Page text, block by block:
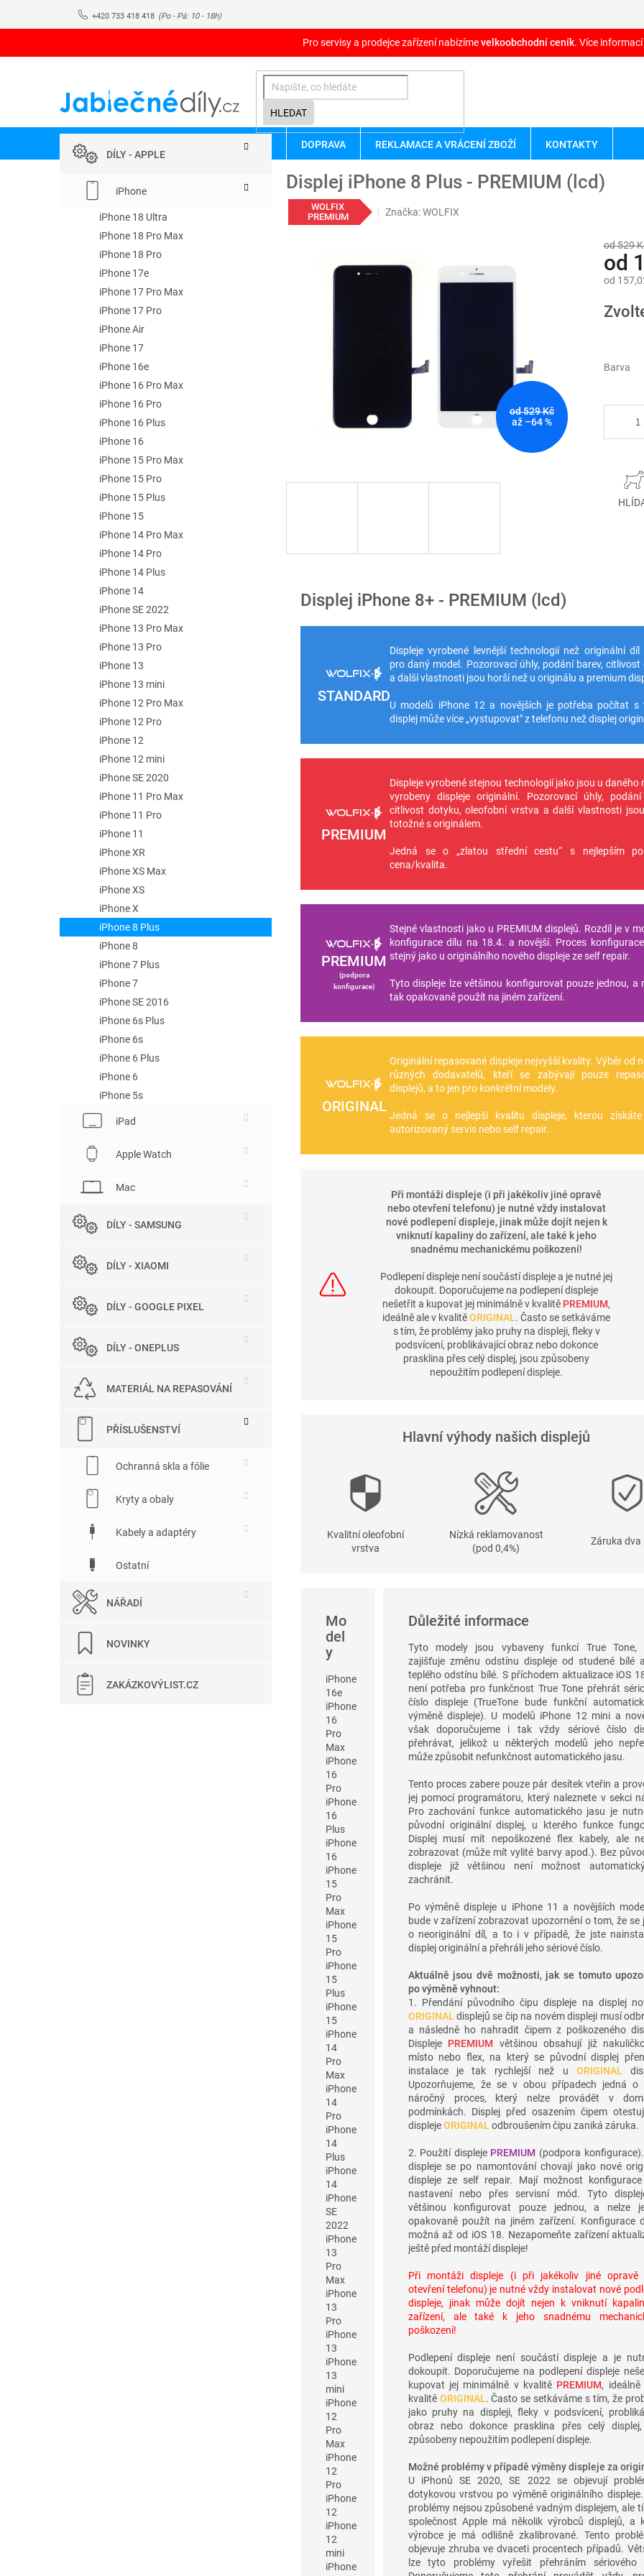
+420 733 418 418
Pro servisy a prodejce zařízení nabízímevelkoobchodní ceník. Více
HLEDAT
DOPRAVA REKLAMACE A VRÁCENÍ ZBOŽÍ KONTAKTY
o
kategorieDÍLY - APPLE
iPhone
iPhone 18 Ultra
iPhone 18 Pro Max
iPhone 18 Pro
iPhone 17e
iPhone 17 Pro Max
iPhone 17 Pro
iPhone Air
iPhone 17
iPhone 16e
iPhone 16 Pro Max
iPhone 16 Pro
iPhone 16 Plus
iPhone 16
iPhone 15 Pro Max
iPhone 15 Pro
iPhone 15 Plus
iPhone 15
iPhone 14 Pro Max
iPhone 14 Pro
iPhone 14 Plus
iPhone 14
iPhone SE 2022
iPhone 13 Pro Max
iPhone 13 Pro
iPhone 13
iPhone 13 mini
iPhone 12 Pro Max
iPhone 12 Pro
iPhone 12
iPhone 12 mini
iPhone SE 2020
iPhone 11 Pro Max
iPhone 11 Pro
iPhone 11
iPhone XR
iPhone XS Max
iPhone XS
iPhone X
iPhone 8 Plus
iPhone 8
iPhone 7 Plus
iPhone 7
iPhone SE 2016
iPhone 6s Plus
iPhone 6s
iPhone 6 Plus
iPhone 6
iPhone 5s
iPad
Apple Watch
Mac
DÍLY - SAMSUNG
DÍLY - XIAOMI
DÍLY - GOOGLE PIXEL
DÍLY - ONEPLUS
MATERIÁL NA REPASOVÁNÍ
PŘÍSLUŠENSTVÍ
Ochranná skla a fólie
Kryty a obaly
Kabely a adaptéry
Ostatní
NÁŘADÍ
NOVINKY
ZAKÁZKOVÝLIST.CZ
Displej iPhone 8 Plus - PREMIUM (lcd)
WOLFIX
PREMIUM
Značka:WOLFIX
od 529 Kč
až –64 %
od 529
od
od
cena:
Barva
Displej iPhone 8+ - PREMIUM (lcd)
STANDARD
Displeje vyrobené levnější technologií než originální díl
pro daný model. Pozorovací úhly, podání barev,
a další vlastnosti jsou horší než u originálu a premium
U modelů iPhone 12 a novějších je potřeba počítat s
displej může více „vystupovat" z telefonu než displej
PREMIUM
Displeje vyrobené stejnou technologií jako jsou u daného
vyrobeny displeje originální. Pozorovací úhly, podání
citlivost dotyku, oleofobní vrstva a další vlastnosti
totožné s originálem.
Jedná se o „zlatou střední cestu“ s nejlepším
cena/kvalita.
PREMIUM
(podpora
konfigurace)
Stejné vlastnosti jako u PREMIUM displejů. Rozdíl je v
konfigurace dílu na 18.4. a novější. Proces
stejný jako u originálního nového displeje ze self repair.
Tyto displeje lze většinou konfigurovat pouze jednou, a
tak opakovaně použít na jiném zařízení.
ORIGINAL
Originální repasované displeje nejvyšší kvality. Výběr od
různých dodavatelů, kteří se zabývají pouze
displejů, a to jen pro konkrétní modely.
Jedná se o nejlepší kvalitu displeje, kterou
autorizovaný servis nebo self repair.
Při montáži displeje (i při jakékoliv jiné opravě
nebo otevření telefonu) je nutné vždy instalovat
nové podlepení displeje, jinak může dojít nejen k
vniknutí kapaliny do zařízení, ale také k jeho
snadnému mechanickému poškození!
Podlepení displeje není součástí displeje a je nutné jej
dokoupit. Doporučujeme na podlepení displeje
nešetřit a kupovat jej minimálně v kvalitě PREMIUM,
ideálně ale v kvalitěORIGINAL. Často se setkáváme
s tím, že problémy jako pruhy na displeji, fleky v
podsvícení, problikávající obraz nebo dokonce
prasklina přes celý displej, jsou způsobeny
nepoužitím podlepení displeje.
Hlavní výhody našich displejů
Kvalitní oleofobní
vrstva
Nízká reklamovanost
(pod 0,4%)
Záruka dva
Mo
del
y
iPhone
16e
iPhone
16
Pro
Max
iPhone
16
Pro
iPhone
16
Plus
iPhone
16
iPhone
15
Pro
Max
iPhone
15
Pro
iPhone
15
Plus
iPhone
15
iPhone
14
Pro
Max
iPhone
14
Pro
iPhone
14
Plus
iPhone
14
iPhone
SE
2022
iPhone
13
Pro
Max
iPhone
13
Pro
iPhone
13
iPhone
13
mini
iPhone
12
Pro
Max
iPhone
12
Pro
iPhone
12
iPhone
12
mini
iPhone
Důležité informace
Tyto modely jsou vybaveny funkcí True Tone,
zajišťuje změnu odstínu displeje od studené bílé
teplého odstínu bílé. S příchodem aktualizace iOS
není potřeba pro funkčnost True Tone přehrát
číslo displeje (TrueTone bude funkční
výměně displeje). U modelů iPhone 12 mini a
však doporučujeme i tak vždy sériové číslo
přehrávat, jelikož u některých modelů jeho
může způsobit nefunkčnost automatického jasu.
Tento proces zabere pouze pár desítek vteřin a
jej pomocí programátoru, který naleznete v sekci
Pro zachování funkce automatického jasu je
původní originální displej, u kterého funkce
Displej musí mít nepoškozené flex kabely, ale
zobrazovat (může mít vylité barvy apod.). Bez
displeje již většinou není možnost
zachránit.
Po výměně displeje u iPhone 11 a novějších
bude v zařízení zobrazovat upozornění o tom, že se
o neoriginální díl, a to i v případě, že jste
displej originální a přehráli jeho sériové číslo.
Aktuálně jsou dvě možnosti, jak se tomuto
po výměně vyhnout:
1. Přendání původního čipu displeje na displej
ORIGINAL displejů se čip na novém displeji musí
a následně ho nahradit čipem z poškozeného
Displeje PREMIUM většinou obsahují již
místo nebo flex, na který se původní displej
instalace je tak rychlejší než u ORIGINAL
Upozorňujeme, že se v obou případech jedná o
náročný proces, který nelze provádět v
podmínkách. Displej před osazením čipem
displejeORIGINAL odbroušením čipu zaniká záruka.
2. Použití displeje PREMIUM (podpora
displeje se po namontování chovají jako nové
displeje ze self repair. Mají možnost
nastavení nebo přes servisní mód. Tyto
většinou konfigurovat pouze jednou, a nelze
opakovaně použít na jiném zařízení. Konfigurace
možná až od iOS 18. Nezapomeňte zařízení
ještě před montáží displeje!
Při montáži displeje (i při jakékoliv jiné opravě
otevření telefonu) je nutné vždy instalovat nové
displeje, jinak může dojít nejen k vniknutí
zařízení, ale také k jeho snadnému
poškození!
Podlepení displeje není součástí displeje a je
dokoupit. Doporučujeme na podlepení displeje
kupovat jej minimálně v kvalitě PREMIUM,
kvalitě ORIGINAL. Často se setkáváme s tím, že
jako pruhy na displeji, fleky v podsvícení,
obraz nebo dokonce prasklina přes celý
způsobeny nepoužitím podlepení displeje.
Možné problémy v případě výměny displeje za
U iPhonů SE 2020, SE 2022 se objevují
dotykovou vrstvou po výměně originálního
problémy nejsou způsobené vadným displejem, ale
společnost Apple má několik výrobců displejů, a
výrobce je má odlišně zkalibrované. Tento
objevuje zhruba ve dvaceti procentech případů.
lze tyto problémy vyřešit přehráním sériového